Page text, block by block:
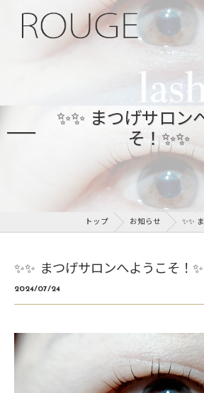
✨✨ まつげサロン
そ！✨✨
トップ お知らせ ✨✨
✨✨ まつげサロンへようこそ！
2024/07/24